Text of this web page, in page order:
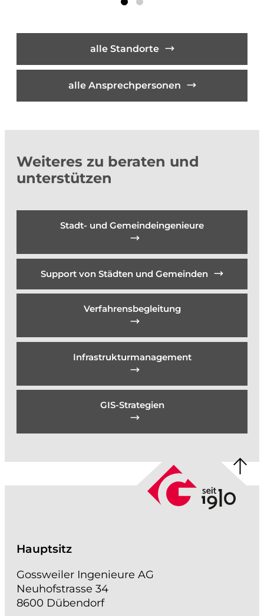
alle Standorte
alle Ansprechpersonen
Weiteres zu beraten und
unterstützen
Stadt- und Gemeindeingenieure
Support von Städten und Gemeinden
Verfahrensbegleitung
Infrastrukturmanagement
GIS-Strategien
Hauptsitz
Gossweiler Ingenieure AG
Neuhofstrasse 34
8600 Dübendorf